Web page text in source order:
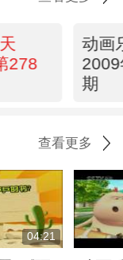
278
动画
期
查看更多
04:21